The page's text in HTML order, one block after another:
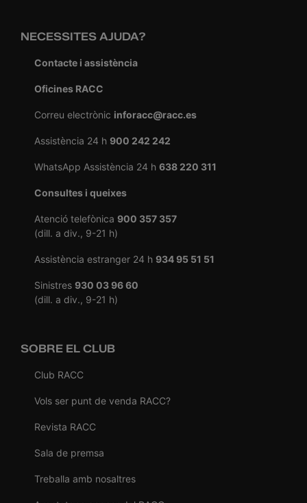
NECESSITES AJUDA?
Contacte i assistència
Oficines RACC
Correu electrònic inforacc@racc.es
Assistència 24 h 900 242 242
WhatsApp Assistència 24 h 638 220 311
Consultes i queixes
Atenció telefònica 900 357 357
(dill. a div., 9-21 h)
Assistència estranger 24 h 934 95 51 51
Sinistres 930 03 96 60
(dill. a div., 9-21 h)
SOBRE EL CLUB
Club RACC
Vols ser punt de venda RACC?
Revista RACC
Sala de premsa
Treballa amb nosaltres